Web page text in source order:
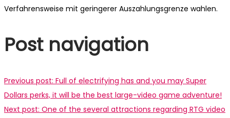
Verfahrensweise mit geringerer Auszahlungsgrenze wahlen.
Post navigation
Previous post: Full of electrifying has and you may Super
Dollars perks, it will be the best large-video game adventure!
Next post: One of the several attractions regarding RTG video